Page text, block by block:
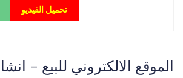
تحميل الفيديو
الموقع الالكتروني للبيع -